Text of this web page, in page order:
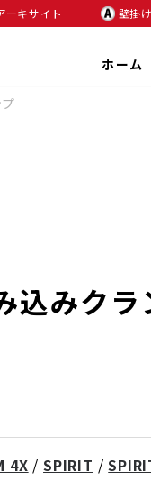
ーキサイト 壁掛
ホーム
込みクラ
4X /SPIRIT /